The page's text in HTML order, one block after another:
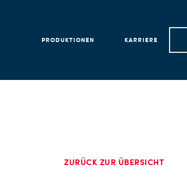
PRODUKTIONEN KARRIERE
ZURÜCK ZUR ÜBERSICHT